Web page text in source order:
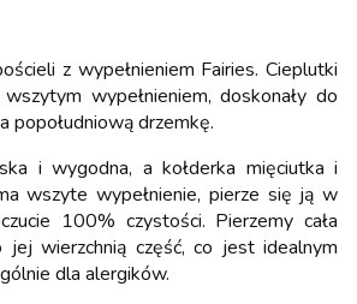
z wypełnieniem Fairies. Cieplutki
wypełnieniem, doskonały do
popołudniową drzemkę.
i wygodna, a kołderka mięciutka i
wszyte wypełnienie, pierze się ją w
100% czystości. Pierzemy cała
wierzchnią część, co jest idealnym
dla alergików.